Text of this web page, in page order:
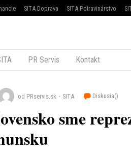
SITA Doprava SITA Potravinárstvo
PR Servis Kontakt
od PRservis.sk SITA Diskusia()
sme